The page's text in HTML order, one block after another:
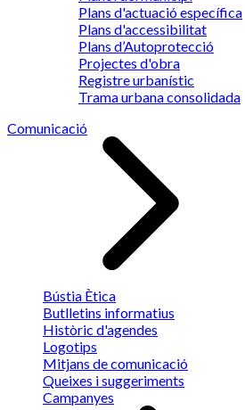
Plans d'actuació específica
Plans d'accessibilitat
Plans d’Autoprotecció
Projectes d'obra
Registre urbanístic
Trama urbana consolidada
Comunicació
Bústia Ètica
Butlletins informatius
Històric d'agendes
Logotips
Mitjans de comunicació
Queixes i suggeriments
Campanyes